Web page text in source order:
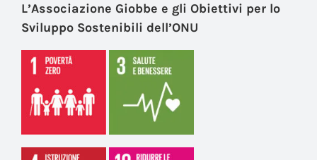
L’Associazione Giobbe e gli Obiettivi per lo
Sviluppo Sostenibili dell’ONU